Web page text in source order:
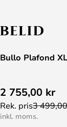
Bullo Plafond
2 755,00 kr
Rek. pris3
inkl. moms.